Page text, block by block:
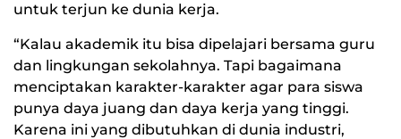
untuk terjun ke dunia kerja.
“Kalau akademik itu bisa dipelajari bersama guru
dan lingkungan sekolahnya. Tapi bagaimana
menciptakan karakter-karakter agar para siswa
punya daya juang dan daya kerja yang tinggi.
Karena ini yang dibutuhkan di dunia industri,